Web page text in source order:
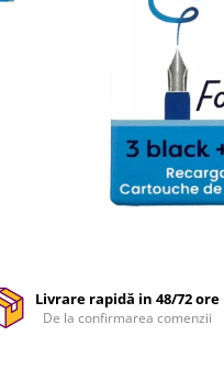
Livrare rapidă in 48/72 ore
De la confirmarea comenzii